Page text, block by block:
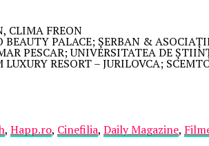
CLIMA FREON
PALACE; ȘERBAN &
PESCAR; UNIVERSITATEA DE
RESORT – JURILOVCA;
, Happ.ro, Cinefilia, Daily Magazine,